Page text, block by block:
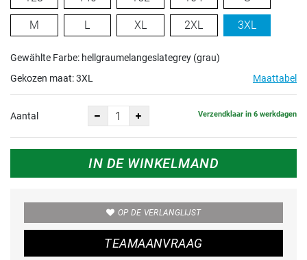
M L XL 2XL 3XL
Gewählte Farbe: hellgraumelangeslategrey (grau)
Gekozen maat:3XL Maattabel
Aantal Verzendklaar in 6 werkdagen
IN DE WINKELMAND
OP DE VERLANGLIJST
TEAMAANVRAAG